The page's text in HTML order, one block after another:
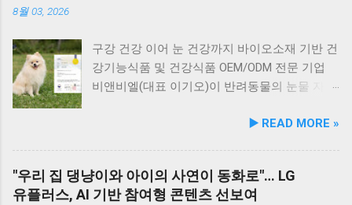
기준을 적용해 안전성을 확보했다. 리뉴얼 기념
자사몰 특별 프로모션 진행 듀먼은 케어화식 리
뉴얼 출시를 기념해 오는 8월 10일까지 자사 공
앞 바다에 정박된 어선들을 바라보면, 마치 그림
같은 풍경이 펼쳐져 군산 바다 여행의 로망을 한
층 더해 줍니다. 반려견과 함께 자연의 아름다움
현대횟집은 군산 방문 시 반드시 들러볼 만한 애
여행 #애견동반식사 #고군산군도여행 #신선한
회덮밥 #반려동물함께 #바다여행맛집
원 사업을 전개한다. 양 기관의 핵심 협력 분야
는 다음과 같다. 반려견놀이터 운영 지원 및 이
용 활성화 반려동물 문화교실 및 반려견 행동교
등 관계 개선 및 중재 프로그램 특히 전문가 그
도심 속 동물 관련 이슈를 이성적·체계적으로 풀
어가는 계기를 마련했다. 1만 1,000㎡ 규모 '안산
8월 03, 2026
구강 건강 이어 눈 건강까지 바이오소재 기반 건
강기능식품 및 건강식품 OEM/ODM 전문 기업
비앤비엘(대표 이기오)이 반려동물의 눈물 자국
는 기능성 조성물 특허 등록을 마쳤다. 이번 특
빠르게 성장하는 펫 아이케어(Eye-Care) 시장
공략에 속도를 낸다. 산학협력 연구 성과 결실…
▶️ READ MORE »
"우리 집 댕냥이와 아이의 사연이 동화로"… LG
유플러스, AI 기반 참여형 콘텐츠 선보여